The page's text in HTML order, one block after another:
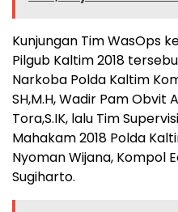
Kunjungan Tim WasOps
Pilgub Kaltim 2018
Narkoba Polda Kaltim
SH,M.H, Wadir Pam Obvit
Tora,S.IK, lalu Tim
Mahakam 2018 Polda
Nyoman Wijana, Kompol
Sugiharto.